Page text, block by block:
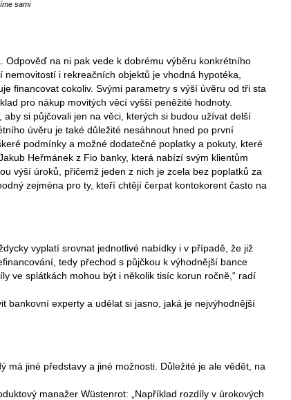
sami
Odpověď na ni pak vede k dobrému výběru konkrétního
i rekreačních objektů je vhodná hypotéka,
financovat cokoliv. Svými parametry s výší úvěru od tři sta
pro nákup movitých věcí vyšší peněžité hodnoty.
aby si půjčovali jen na věci, kterých si budou užívat delší
úvěru je také důležité nesáhnout hned po první
podmínky a možné dodatečné poplatky a pokuty, které
Heřmánek z Fio banky, která nabízí svým klientům
výší úroků, přičemž jeden z nich je zcela bez poplatků za
zejména pro ty, kteří chtějí čerpat kontokorent často na
vyplatí srovnat jednotlivé nabídky i v případě, že již
tedy přechod s půjčkou k výhodnější bance
ve splátkách mohou být i několik tisíc korun ročně,“ radí
bankovní experty a udělat si jasno, jaká je nejvýhodnější
má jiné představy a jiné možnosti. Důležité je ale vědět, na
manažer Wüstenrot: „Například rozdíly v úrokových